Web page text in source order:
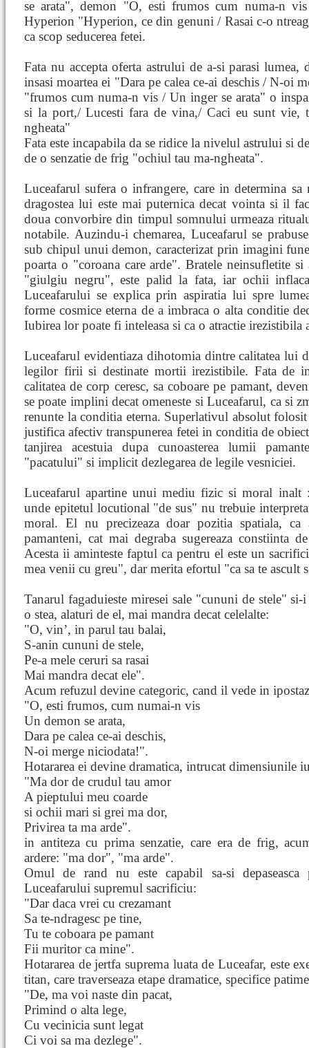
se arata", demon "O, esti frumos cum numa-n
Hyperion "Hyperion, ce din genuni / Rasai c-o
ca scop seducerea fetei.
Fata nu accepta oferta astrului de a-si parasi lumea,
insasi moartea ei "Dara pe calea ce-ai deschis / N-oi
"frumos cum numa-n vis / Un inger se arata" o
si la port,/ Lucesti fara de vina,/ Caci eu sunt vie,
ngheata"
Fata este incapabila da se ridice la nivelul astrului si
de o senzatie de frig "ochiul tau ma-ngheata".
Luceafarul sufera o infrangere, care in determina
dragostea lui este mai puternica decat vointa si il
doua convorbire din timpul somnului urmeaza
notabile. Auzindu-i chemarea, Luceafarul se
sub chipul unui demon, caracterizat prin imagini
poarta o "coroana care arde". Bratele neinsufletite
"giulgiu negru", este palid la fata, iar ochii
Luceafarului se explica prin aspiratia lui spre
forme cosmice eterna de a imbraca o alta conditie
Iubirea lor poate fi inteleasa si ca o atractie irezistibila
Luceafarul evidentiaza dihotomia dintre calitatea lui
legilor firii si destinate mortii irezistibile. Fata de
calitatea de corp ceresc, sa coboare pe pamant,
se poate implini decat omeneste si Luceafarul, ca si
renunte la conditia eterna. Superlativul absolut
justifica afectiv transpunerea fetei in conditia de
tanjirea acestuia dupa cunoasterea lumii
"pacatului" si implicit dezlegarea de legile vesniciei.
Luceafarul apartine unui mediu fizic si moral inalt
unde epitetul locutional "de sus" nu trebuie
moral. El nu precizeaza doar pozitia spatiala,
pamanteni, cat mai degraba sugereaza constiinta
Acesta ii aminteste faptul ca pentru el este un
mea venii cu greu", dar merita efortul "ca sa te ascult
Tanarul fagaduieste miresei sale "cununi de stele" si-i
o stea, alaturi de el, mai mandra decat celelalte:
"O, vin’, in parul tau balai,
S-anin cununi de stele,
Pe-a mele ceruri sa rasai
Mai mandra decat ele".
Acum refuzul devine categoric, cand il vede in
"O, esti frumos, cum numai-n vis
Un demon se arata,
Dara pe calea ce-ai deschis,
N-oi merge niciodata!".
Hotararea ei devine dramatica, intrucat dimensiunile
"Ma dor de crudul tau amor
A pieptului meu coarde
si ochii mari si grei ma dor,
Privirea ta ma arde".
in antiteza cu prima senzatie, care era de frig,
ardere: "ma dor", "ma arde".
Omul de rand nu este capabil sa-si
Luceafarului supremul sacrificiu:
"Dar daca vrei cu crezamant
Sa te-ndragesc pe tine,
Tu te coboara pe pamant
Fii muritor ca mine".
Hotararea de jertfa suprema luata de Luceafar, este
titan, care traverseaza etape dramatice, specifice
"De, ma voi naste din pacat,
Primind o alta lege,
Cu vecinicia sunt legat
Ci voi sa ma dezlege".